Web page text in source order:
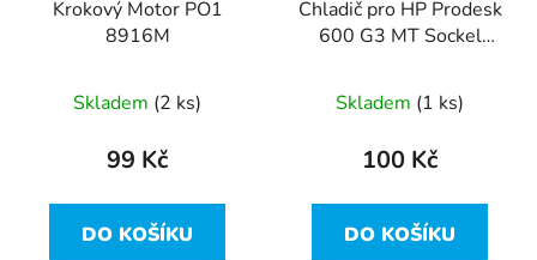
Krokový Motor PO1
8916M
Skladem (2 ks)
99 Kč
DO KOŠÍKU
Chladič pro HP Prodesk
600 G3 MT Sockel
Skladem (1 ks)
100 Kč
DO KOŠÍKU